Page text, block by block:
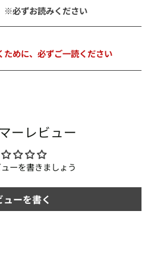
必ずお読みください
めに、必ずご一読ください
ーレビュー
ーを書きましょう
ューを書く